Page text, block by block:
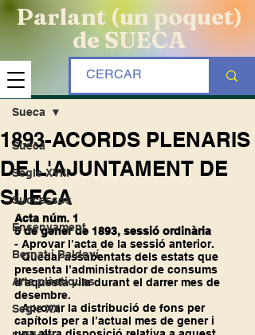
Parlant (un poquet)
de SUECA
Entrada
Sueca
Segle XVIII
Successos
Ensenyament
Bernat i Baldoví
Arts plàstiques
Segle XX
Sueca
1893-ACORDS PLENARIS
DE L'AJUNTAMENT DE
SUECA
Acta núm. 1
5 de gener de 1893, sessió ordinària
- Aprovar l’acta de la sessió anterior.
- Quedar assabentats dels estats que
presenta l’administrador de consums
d’aquesta vila durant el darrer mes de
desembre.
- Aprovar la distribució de fons per
capítols per a l’actual mes de gener i